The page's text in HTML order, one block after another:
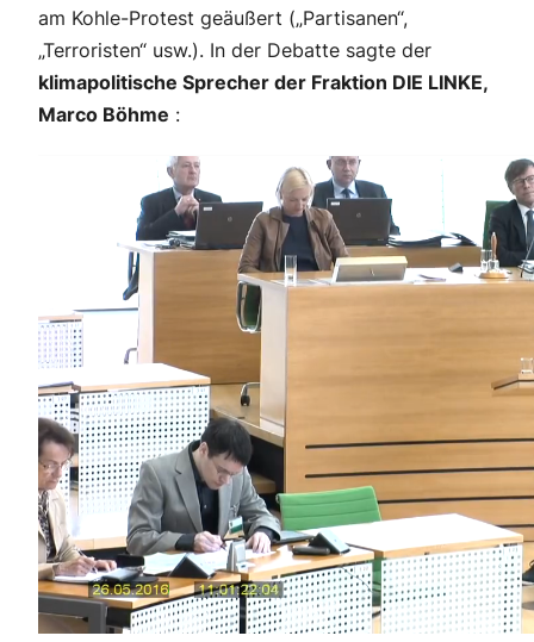
am Kohle-Protest geäußert („Partisanen“,
„Terroristen“ usw.). In der Debatte sagte der
klimapolitische Sprecher der Fraktion DIE LINKE,
Marco Böhme :